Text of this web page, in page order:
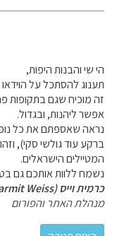
הי שי והבנות היפות,
תענוג להסתכל על
זה מוכיח שגם בתקופות
אפשר ליהנות, ובגדול.
נראה שאספתם את כל
ברקע עוד גולשי סקי),
המטיילים הישראלים.
נשמח ללוות אותכם גם
כרמית וייס (Carmit Weiss)
מנהלת האתר והפורום